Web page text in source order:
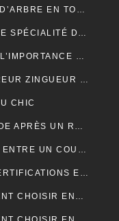
LES ÉTAPES CLÉS DE L’ABATTAGE D’ARBRE EN TOUTE SÉCURITÉ
LES TOITURES VÉGÉTALISÉES : UNE SPÉCIALITÉ DU COUVREUR
ABATTAGE D’ARBRE : QUELLE EST L’IMPORTANCE DE L’ASSURANCE ?
COMMENT CHOISIR LE BON COUVREUR ZINGUEUR POUR VOTRE PROJET ?
CHIC
COMMENT ENTRETENIR UNE FAÇADE APRÈS UN RAVALEMENT PROJETÉ ?
QUELLES SONT LES DIFFÉRENCES ENTRE UN COURS DE PIANO À DOMICILE ET CHEZ UN PROFESSEUR ?
RAMONAGE DE CHEMINÉE : LES CERTIFICATIONS ET LABELS À CONNAÎTRE
RÉNOVATION DE TOITURE : COMMENT CHOISIR ENTRE LES DIFFÉRENTS TYPES D’ISOLANTS ?